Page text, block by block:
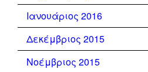
Ιανουάριος 2016
Δεκέμβριος 2015
Νοέμβριος 2015